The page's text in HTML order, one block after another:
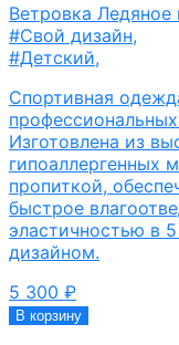
Ветровка
#Свой дизайн,
#Детский,
Спортивная
Изготовлена из
гипоаллергенных
пропиткой,
быстрое
эластичностью в
дизайном.
5 300 ₽
В корзину